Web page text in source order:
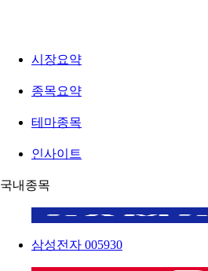
시장요약
종목요약
테마종목
인사이트
국내종목
삼성전자 005930